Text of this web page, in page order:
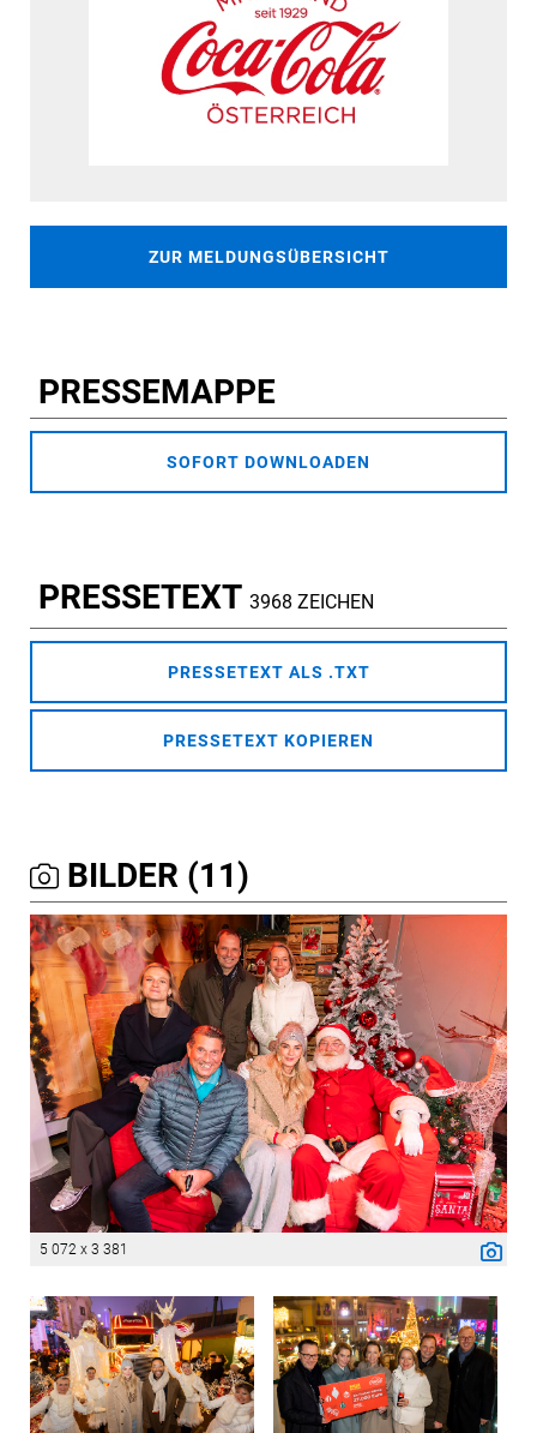
ZUR MELDUNGSÜBERSICHT
PRESSEMAPPE
SOFORT DOWNLOADEN
PRESSETEXT 3968 ZEICHEN
PRESSETEXT ALS .TXT
PRESSETEXT KOPIEREN
BILDER (11)
5 072 x 3 381